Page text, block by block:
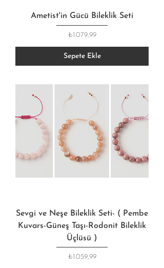
Ametist'in Gücü Bileklik Seti
Fiyat
₺1.079,99
Sepete Ekle
Sevgi ve Neşe Bileklik Seti- ( Pembe
Kuvars-Güneş Taşı-Rodonit Bileklik
Üçlüsü )
Fiyat
₺1.059,99